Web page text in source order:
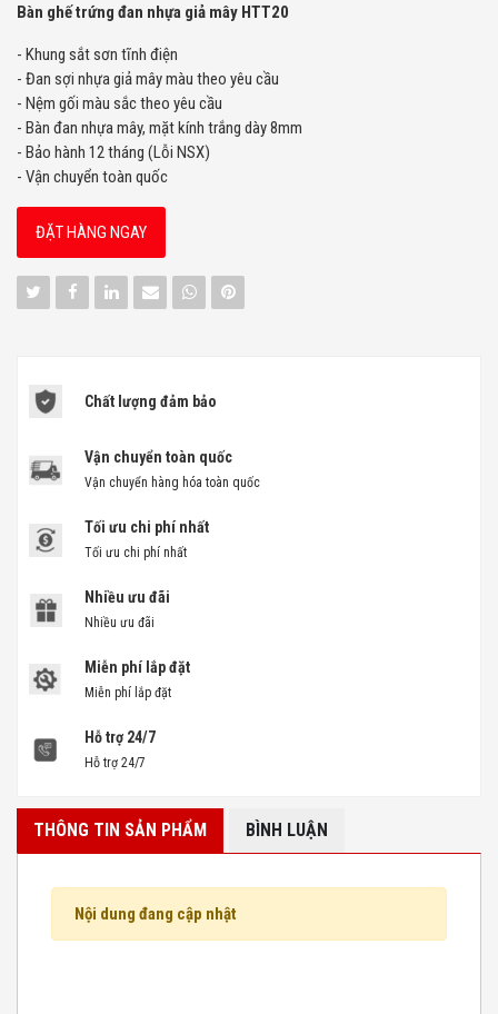
Bàn ghế trứng đan nhựa giả mây HTT20
- Khung sắt sơn tĩnh điện
- Đan sợi nhựa giả mây màu theo yêu cầu
- Nệm gối màu sắc theo yêu cầu
- Bàn đan nhựa mây, mặt kính trắng dày 8mm
- Bảo hành 12 tháng (Lỗi NSX)
- Vận chuyển toàn quốc
ĐẶT HÀNG NGAY
Chất lượng đảm bảo
Vận chuyển toàn quốc
Vận chuyển hàng hóa toàn quốc
Tối ưu chi phí nhất
Tối ưu chi phí nhất
Nhiều ưu đãi
Nhiều ưu đãi
Miễn phí lắp đặt
Miễn phí lắp đặt
Hỗ trợ 24/7
Hỗ trợ 24/7
THÔNG TIN SẢN PHẨM BÌNH LUẬN
Nội dung đang cập nhật